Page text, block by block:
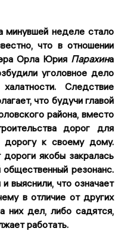
минувшей неделе стало
что в отношении
Орла Юрия Парахина
уголовное дело
Следствие
что будучи главой
района, вместо
дорог для
дорогу к своему дому.
якобы закралась
общественный резонанс.
выяснили, что означает
в отличие от других
них дел, либо садятся,
работать.